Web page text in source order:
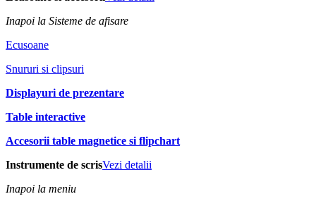
Inapoi la Sisteme de afisare
Ecusoane
Snururi si clipsuri
Displayuri de prezentare
Table interactive
Accesorii table magnetice si flipchart
Instrumente de scrisVezi detalii
Inapoi la meniu